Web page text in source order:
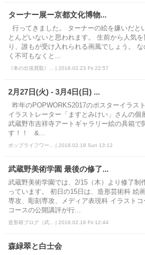
ターナー展ー京都文化博物...
行ってきました。 ターナーの絵を嫌いだと
とんどいないと思われます。 生前から人気を
り、誰もが受け入れられる画風でしょう。
く不可もなくと...
《本の出張買取》... | 2018.02.23 Fri 22:57
2月27日(火) - 3月4日(日) ...
昨年のPOPWORKS2017のポスターイラス
イラストレーター「ますとみけい」さんの個
武蔵野市吉祥寺アートギャラリー絵の具箱で
す！！ &...
ポップライフワー... | 2018.02.18 Sun 13:12
武蔵野美術学園 最後の修了...
武蔵野美術学園では、2/15（木）より修了制
っています。 初日の15日は、造形芸術科 絵
専攻、彫刻専攻、メディア表現科 イラストコ
コースの公開講評が行...
造形研ブログ（武... | 2018.02.16 Fri 12:44
森緑翠と白士会